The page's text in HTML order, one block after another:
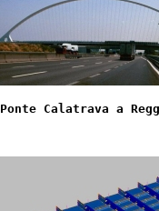
Ponte Calatrava a